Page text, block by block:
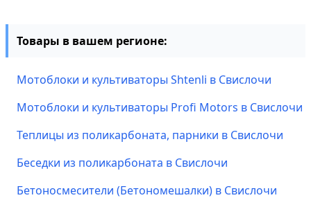
Товары в вашем регионе:
Мотоблоки и культиваторы Shtenli в Свислочи
Мотоблоки и культиваторы Profi Motors в Свислочи
Теплицы из поликарбоната, парники в Свислочи
Беседки из поликарбоната в Свислочи
Бетоносмесители (Бетономешалки) в Свислочи